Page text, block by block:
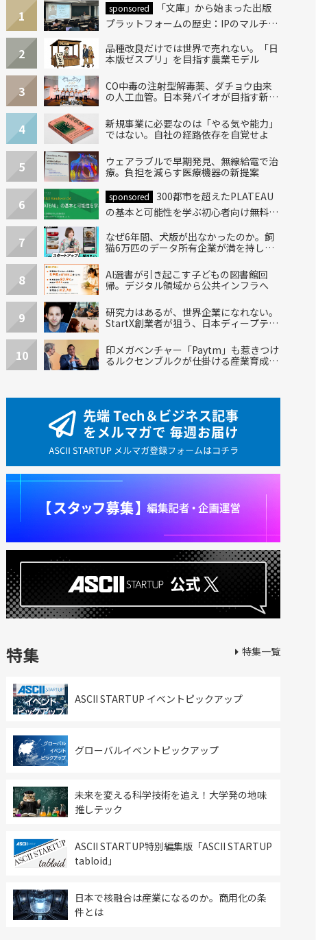
1 sponsored
「文庫」から始まった出版
プラットフォームの歴史：IPのマルチレ
2
品種改良だけでは世界で売れない。「日
本版ゼスプリ」を目指す農業モデル
3
CO中毒の注射型解毒薬、ダチョウ由来
の人工血管。日本発バイオが目指す新し
4
新規事業に必要なのは「やる気や能力」
ではない。自社の経路依存を自覚せよ
5
ウェアラブルで早期発見、無線給電で治
療。負担を減らす医療機器の新提案
6 sponsored
300都市を超えたPLATEAU
の基本と可能性を学ぶ初心者向け無料ハ
7
なぜ6年間、犬版が出なかったのか。飼
猫6万匹のデータ所有企業が満を持して
8
AI選書が引き起こす子どもの図書館回
帰。デジタル領域から公共インフラへ
9
研究力はあるが、世界企業になれない。
StartX創業者が狙う、日本ディープテッ
10
印メガベンチャー「Paytm」も惹きつけ
るルクセンブルクが仕掛ける産業育成エ
特集
ASCII STARTUP イベントピックアップ
グローバルイベントピックアップ
未来を変える科学技術を追え！大学発の地味
推しテック
ASCII STARTUP特別編集版「ASCII STARTUP
tabloid」
日本で核融合は産業になるのか。商用化の条
件とは
特集一覧